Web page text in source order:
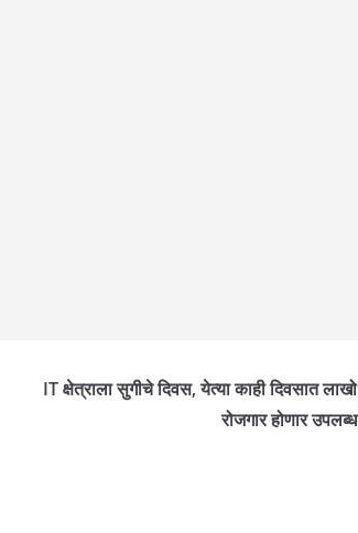
IT क्षेत्राला सुगीचे दिवस, येत्या काही दिवसात लाखो
रोजगार होणार उपलब्ध